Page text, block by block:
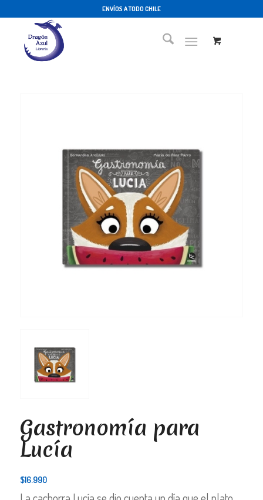
ENVÍOS A TODO CHILE
Gastronomía para
Lucía
$16.990